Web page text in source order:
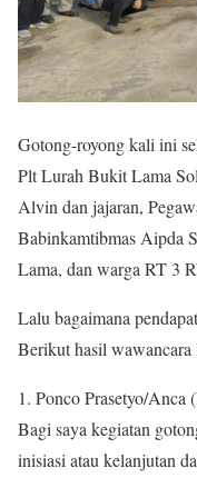
Gotong-royong kali ini
Plt Lurah Bukit Lama
Alvin dan jajaran,
Babinkamtibmas Aipda
Lama, dan warga RT 3
Lalu bagaimana
Berikut hasil wawancara
1. Ponco Prasetyo/Anca
Bagi saya kegiatan
inisiasi atau kelanjutan